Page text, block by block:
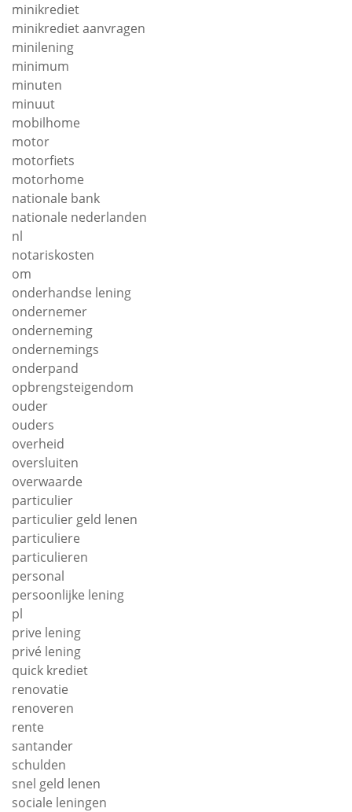
minikrediet
minikrediet aanvragen
minilening
minimum
minuten
minuut
mobilhome
motor
motorfiets
motorhome
nationale bank
nationale nederlanden
nl
notariskosten
om
onderhandse lening
ondernemer
onderneming
ondernemings
onderpand
opbrengsteigendom
ouder
ouders
overheid
oversluiten
overwaarde
particulier
particulier geld lenen
particuliere
particulieren
personal
persoonlijke lening
pl
prive lening
privé lening
quick krediet
renovatie
renoveren
rente
santander
schulden
snel geld lenen
sociale leningen